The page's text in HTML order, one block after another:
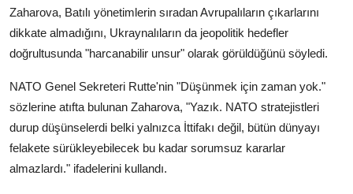
Zaharova, Batılı yönetimlerin sıradan Avrupalıların çıkarlarını
dikkate almadığını, Ukraynalıların da jeopolitik hedefler
doğrultusunda "harcanabilir unsur" olarak görüldüğünü söyledi.
NATO Genel Sekreteri Rutte'nin "Düşünmek için zaman yok."
sözlerine atıfta bulunan Zaharova, "Yazık. NATO stratejistleri
durup düşünselerdi belki yalnızca İttifakı değil, bütün dünyayı
felakete sürükleyebilecek bu kadar sorumsuz kararlar
almazlardı." ifadelerini kullandı.